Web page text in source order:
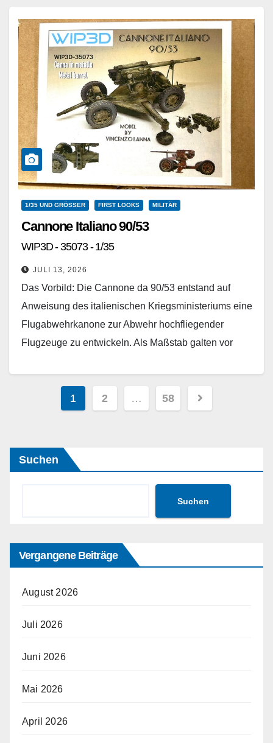
1/35 UND GRÖSSER FIRST LOOKS MILITÄR
Cannone Italiano 90/53
WIP3D - 35073 - 1/35
JULI 13, 2026
Das Vorbild: Die Cannone da 90/53 entstand auf
Anweisung des italienischen Kriegsministeriums eine
Flugabwehrkanone zur Abwehr hochfliegender
Flugzeuge zu entwickeln. Als Maßstab galten vor
Weiterlesen
Seitennummerierung
der
1 2 … 58
Suchen
Suchen
Vergangene Beiträge
August 2026
Juli 2026
Juni 2026
Mai 2026
April 2026